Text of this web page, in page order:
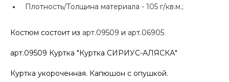
Плотность/Толщина материала - 105 г/кв.м.;
Костюм состоит из арт.09509 и арт.06905
арт.09509 Куртка "Куртка СИРИУС-АЛЯСКА"
Куртка укороченная. Капюшон с опушкой.